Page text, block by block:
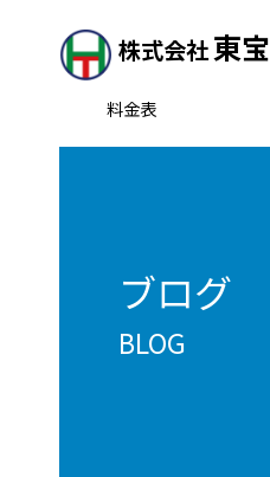
株式会社東宝
料金表
ブログ
BLOG